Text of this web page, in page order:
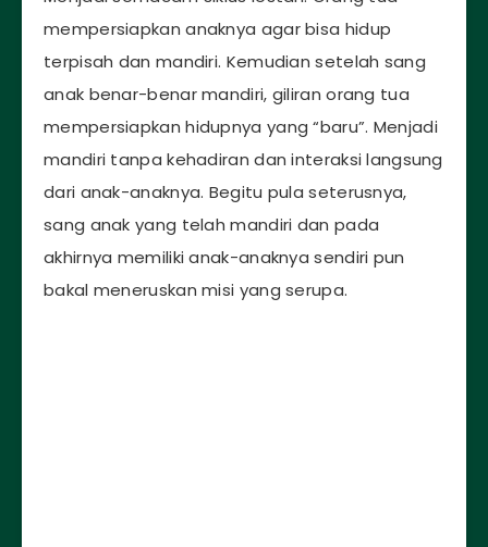
mempersiapkan anaknya agar bisa hidup
terpisah dan mandiri. Kemudian setelah sang
anak benar-benar mandiri, giliran orang tua
mempersiapkan hidupnya yang “baru”. Menjadi
mandiri tanpa kehadiran dan interaksi langsung
dari anak-anaknya. Begitu pula seterusnya,
sang anak yang telah mandiri dan pada
akhirnya memiliki anak-anaknya sendiri pun
bakal meneruskan misi yang serupa.